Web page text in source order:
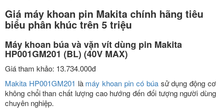
Giá máy khoan pin Makita chính hãng tiêu
biểu phân khúc trên 5 triệu
Máy khoan búa và vặn vít dùng pin Makita
HP001GM201 (BL) (40V MAX)
Giá tham khảo: 13.734.000đ
Makita HP001GM201 là máy khoan pin có búasử dụng động cơ
không chổi than chất lượng cao hướng đến đối tượng người dùng
chuyên nghiệp.